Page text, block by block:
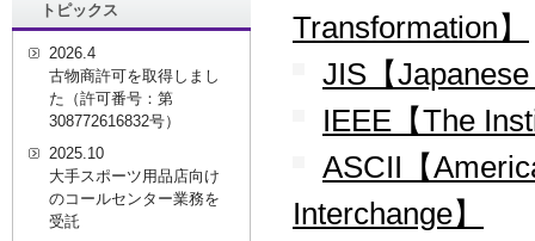
Transformation】
JIS【
IEEE【The
ASCII【
Interchange】
トピックス
2026.4
古物商許可を取得しまし
た（許可番号：第
308772616832号）
2025.10
大手スポーツ用品店向け
のコールセンター業務を
受託